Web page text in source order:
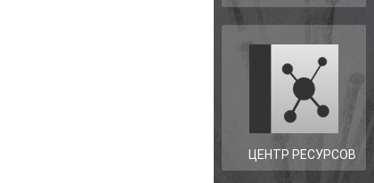
ЦЕНТР РЕСУРСОВ